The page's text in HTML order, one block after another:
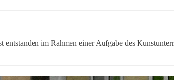
entstanden im Rahmen einer Aufgabe des